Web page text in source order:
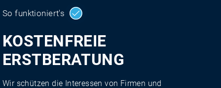
So funktioniert's
KOSTENFREIE
ERSTBERATUNG
Wir schützen die Interessen von Firmen und